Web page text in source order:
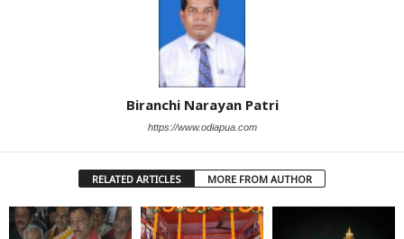
Biranchi Narayan Patri
https://www.odiapua.com
RELATED ARTICLES MORE FROM AUTHOR